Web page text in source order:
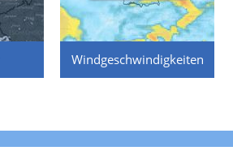
Windgeschwindigkeiten